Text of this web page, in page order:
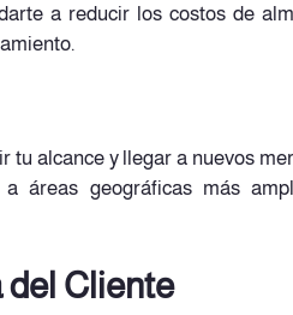
a reducir los costos de
tu alcance y llegar a nuevos
áreas geográficas más
del Cliente